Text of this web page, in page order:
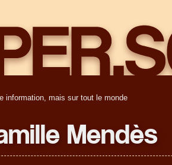
information, mais sur tout le monde
Mendès